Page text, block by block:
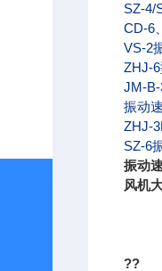
SZ-4/
CD-6
VS-2
ZHJ-6
JM-
振动
ZHJ-
SZ-6
振动
风机
??